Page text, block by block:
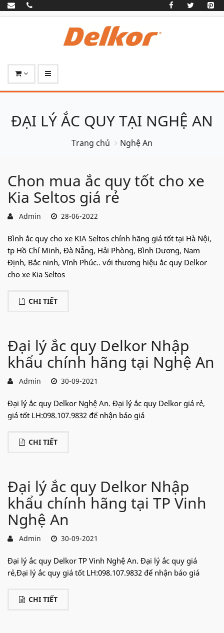
ĐẠI LÝ ẮC QUY TẠI NGHỆ AN
Trang chủ Nghệ An
Chon mua ắc quy tốt cho xe
Kia Seltos giá rẻ
Admin 28-06-2022
Bình ắc quy cho xe KIA Seltos chính hãng giá tốt tại Hà Nội,
tp Hồ Chí Minh, Đà Nẵng, Hải Phòng, Bình Dương, Nam
Định, Bắc ninh, Vĩnh Phúc.. với thương hiệu ắc quy Delkor
cho xe Kia Seltos
CHI TIẾT
Đại lý ắc quy Delkor Nhập
khẩu chính hãng tại Nghệ An
Admin 30-09-2021
Đại lý ắc quy Delkor Nghệ An. Đại lý ắc quy Delkor giá rẻ,
giá tốt LH:098.107.9832 để nhận báo giá
CHI TIẾT
Đại lý ắc quy Delkor Nhập
khẩu chính hãng tại TP Vinh
Nghệ An
Admin 30-09-2021
Đại lý ắc quy Delkor TP Vinh Nghệ An. Đại lý ắc quy giá
rẻ,Đại lý ắc quy giá tốt LH:098.107.9832 để nhận báo giá
CHI TIẾT